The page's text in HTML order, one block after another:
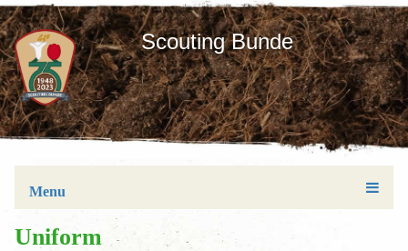
Scouting Bunde
Menu
Uniform